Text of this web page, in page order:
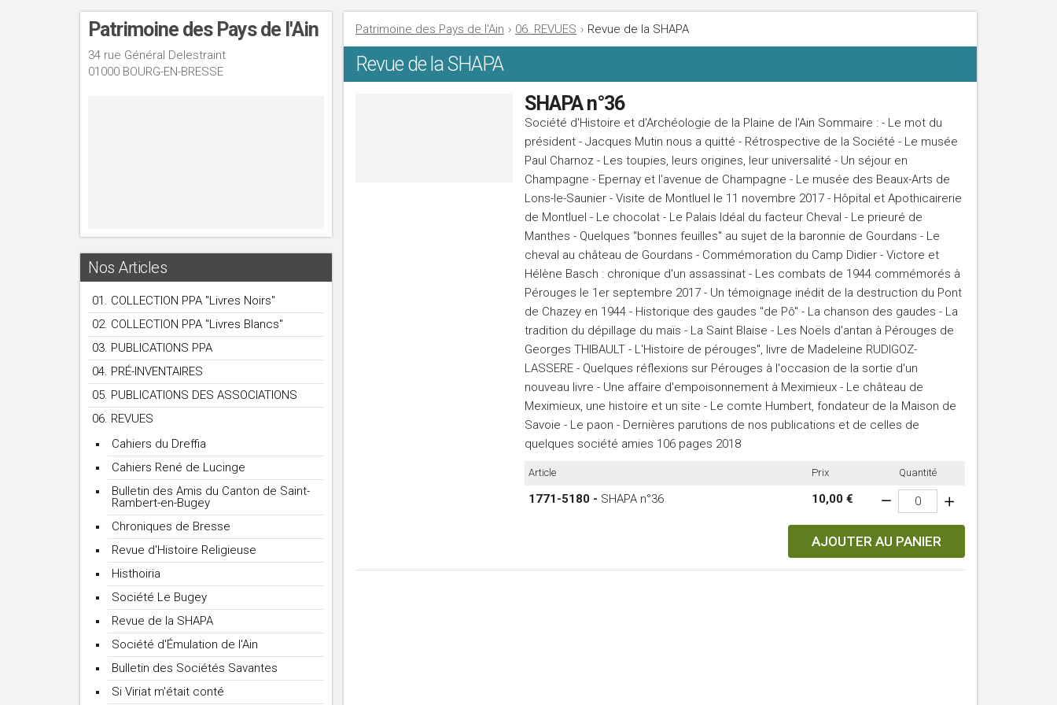
Patrimoine des Pays de l'Ain
34 rue Général Delestraint
01000 BOURG-EN-BRESSE
Nos Articles
01. COLLECTION PPA "Livres Noirs"
02. COLLECTION PPA "Livres Blancs"
03. PUBLICATIONS PPA
04. PRÉ-INVENTAIRES
05. PUBLICATIONS DES ASSOCIATIONS
06. REVUES
Cahiers du Dreffia
Cahiers René de Lucinge
Bulletin des Amis du Canton de Saint-
Rambert-en-Bugey
Chroniques de Bresse
Revue d'Histoire Religieuse
Histhoiria
Société Le Bugey
Revue de la SHAPA
Société d'Émulation de l'Ain
Bulletin des Sociétés Savantes
Si Viriat m'était conté
Patrimoine des Pays de l'Ain › 06. REVUES › Revue de la SHAPA
Revue de la SHAPA
SHAPA n°36
Société d'Histoire et d'Archéologie de la Plaine de l'Ain Sommaire : - Le mot du
président - Jacques Mutin nous a quitté - Rétrospective de la Société - Le musée
Paul Charnoz - Les toupies, leurs origines, leur universalité - Un séjour en
Champagne - Epernay et l'avenue de Champagne - Le musée des Beaux-Arts de
Lons-le-Saunier - Visite de Montluel le 11 novembre 2017 - Hôpital et Apothicairerie
de Montluel - Le chocolat - Le Palais Idéal du facteur Cheval - Le prieuré de
Manthes - Quelques "bonnes feuilles" au sujet de la baronnie de Gourdans - Le
cheval au château de Gourdans - Commémoration du Camp Didier - Victore et
Hélène Basch : chronique d'un assassinat - Les combats de 1944 commémorés à
Pérouges le 1er septembre 2017 - Un témoignage inédit de la destruction du Pont
de Chazey en 1944 - Historique des gaudes "de Pô" - La chanson des gaudes - La
tradition du dépillage du maïs - La Saint Blaise - Les Noëls d'antan à Pérouges de
Georges THIBAULT - L'Histoire de pérouges", livre de Madeleine RUDIGOZ-
LASSERE - Quelques réflexions sur Pérouges à l'occasion de la sortie d'un
nouveau livre - Une affaire d'empoisonnement à Meximieux - Le château de
Meximieux, une histoire et un site - Le comte Humbert, fondateur de la Maison de
Savoie - Le paon - Dernières parutions de nos publications et de celles de
quelques société amies 106 pages 2018
Article Prix Quantité
1771-5180 - SHAPA n°36 10,00 €
AJOUTER AU PANIER